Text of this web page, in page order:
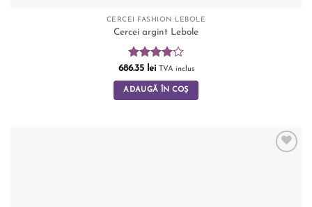
CERCEI FASHION LEBOLE
Cercei argint Lebole
Evaluat
la4.00
din 5
686.35 lei TVA inclus
ADAUGĂ ÎN COȘ